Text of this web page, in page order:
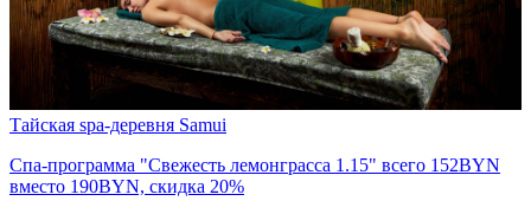
Тайская spa-деревня Samui
Спа-программа "Свежесть лемонграсса 1.15" всего 152BYN
вместо 190BYN, скидка 20%